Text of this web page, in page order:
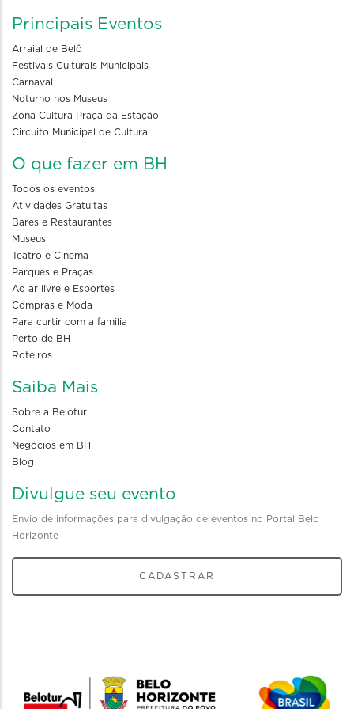
Principais Eventos
Arraial de Belô
Festivais Culturais Municipais
Carnaval
Noturno nos Museus
Zona Cultura Praça da Estação
Circuito Municipal de Cultura
O que fazer em BH
Todos os eventos
Atividades Gratuitas
Bares e Restaurantes
Museus
Teatro e Cinema
Parques e Praças
Ao ar livre e Esportes
Compras e Moda
Para curtir com a familia
Perto de BH
Roteiros
Saiba Mais
Sobre a Belotur
Contato
Negócios em BH
Blog
Divulgue seu evento
Envio de informações para divulgação de eventos no Portal Belo
Horizonte
CADASTRAR